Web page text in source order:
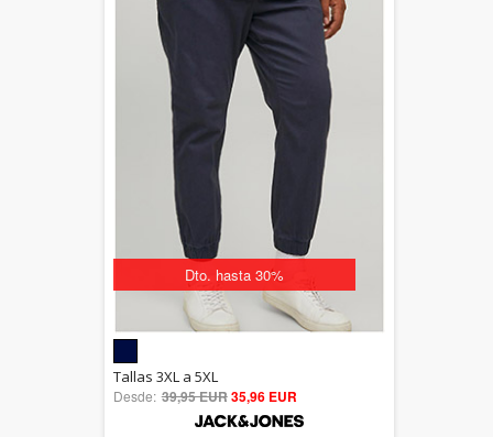
Dto. hasta 30%
5.00
out of 5
Tallas 3XL a 5XL
Desde: 39,95 EUR35,96 EUR